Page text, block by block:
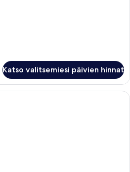
Katso valitsemiesi päivien hinnat